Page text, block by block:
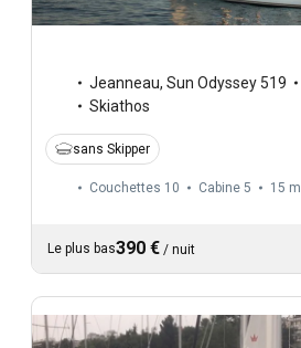
Jeanneau, Sun Odyssey 519
Skiathos
sans Skipper
Couchettes 10 Cabine 5 15 m
Le plus bas390 € / nuit